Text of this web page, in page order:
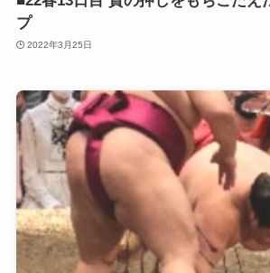
プ
2022年3月25日